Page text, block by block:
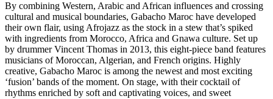
By combining Western, Arabic and African influences and crossing
cultural and musical boundaries, Gabacho Maroc have developed
their own flair, using Afrojazz as the stock in a stew that’s spiked
with ingredients from Morocco, Africa and Gnawa culture. Set up
by drummer Vincent Thomas in 2013, this eight-piece band features
musicians of Moroccan, Algerian, and French origins. Highly
creative, Gabacho Maroc is among the newest and most exciting
‘fusion’ bands of the moment. On stage, with their cocktail of
rhythms enriched by soft and captivating voices, and sweet